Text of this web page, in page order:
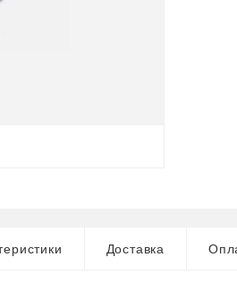
Доставка